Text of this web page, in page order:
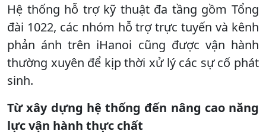
Hệ thống hỗ trợ kỹ thuật đa tầng gồm Tổng
đài 1022, các nhóm hỗ trợ trực tuyến và kênh
phản ánh trên iHanoi cũng được vận hành
thường xuyên để kịp thời xử lý các sự cố phát
sinh.
Từ xây dựng hệ thống đến nâng cao năng
lực vận hành thực chất